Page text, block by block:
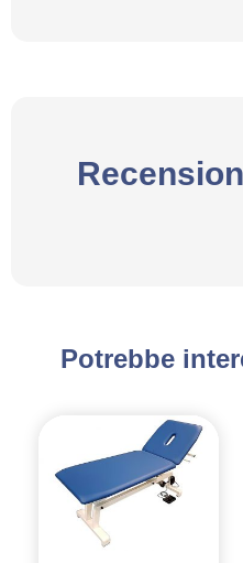
Potrebbe